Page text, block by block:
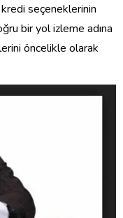
seçeneklerinin
bir yol izleme adına
öncelikle olarak